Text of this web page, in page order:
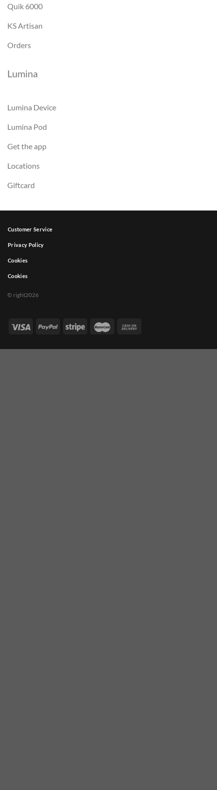
Quik 6000
KS Artisan
Orders
Lumina
Lumina Device
Lumina Pod
Get the app
Locations
Giftcard
Customer Service
Privacy Policy
Cookies
Cookies
© right2026